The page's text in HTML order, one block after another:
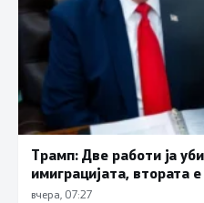
Трамп: Две работи ја
имиграцијата, втората е
вчера, 07:27